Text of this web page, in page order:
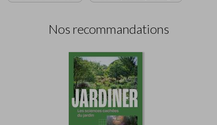
Nos recommandations